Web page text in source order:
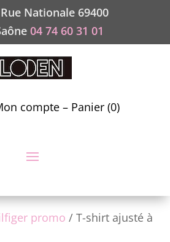
Nationale 69400
04 74 60 31 01
compte– Panier (0)
promo / T-shirt ajusté à